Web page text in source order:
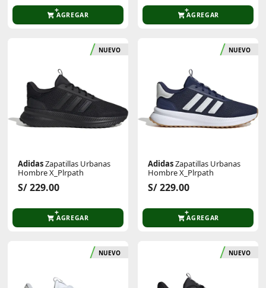
AGREGAR AGREGAR
NUEVO
AdidasZapatillas Urbanas
Hombre X_Plrpath
S/ 229.00
AGREGAR
NUEVO
AdidasZapatillas Urbanas
Hombre X_Plrpath
S/ 229.00
AGREGAR
NUEVO NUEVO